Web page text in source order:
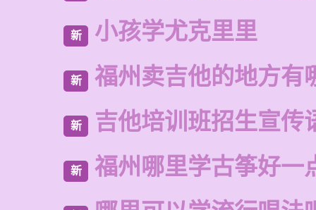
新 小孩学尤克里里
新 福州卖吉他的地方有
新 吉他培训班招生宣传
新 福州哪里学古筝好一